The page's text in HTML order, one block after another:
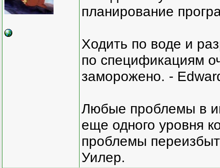
планирование
Ходить по воде и
по спецификациям
заморожено. -
Любые проблемы в
еще одного уровня
проблемы
Уилер.